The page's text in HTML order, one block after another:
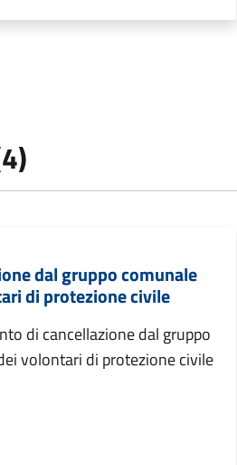
dal gruppo comunale
di protezione civile
di cancellazione dal gruppo
volontari di protezione civile